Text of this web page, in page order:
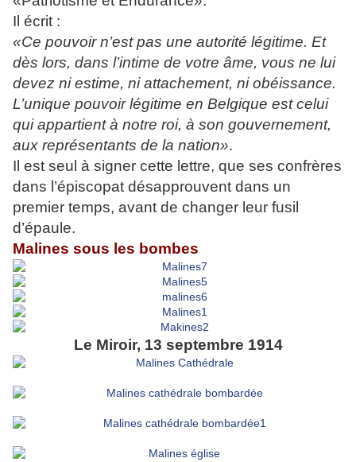
Il écrit :
«Ce pouvoir n’est pas une autorité légitime. Et
dès lors, dans l’intime de votre âme, vous ne lui
devez ni estime, ni attachement, ni obéissance.
L’unique pouvoir légitime en Belgique est celui
qui appartient à notre roi, à son gouvernement,
aux représentants de la nation».
Il est seul à signer cette lettre, que ses confrères
dans l’épiscopat désapprouvent dans un
premier temps, avant de changer leur fusil
d’épaule.
Malines sous les bombes
Le Miroir, 13 septembre 1914